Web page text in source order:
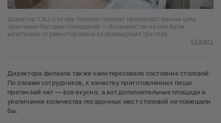
Директор ТЭЦ-2 Игорь Точилин показал производственные цеха,
санитарно-бытовые помещения — большинство их них были
капитально отремонтированы за предыдущие три года
Скачать
Директора филиала также заинтересовало состояние столовой.
По словам сотрудников, к качеству приготовленных пищи
претензий нет — все вкусно, а вот дополнительные площади и
увеличение количества посадочных мест столовой не помешали
бы.